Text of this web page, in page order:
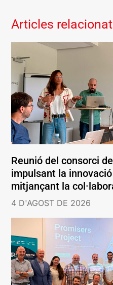
Articles
Reunió del consorci
impulsant la
mitjançant la
4 D'AGOST DE 2026